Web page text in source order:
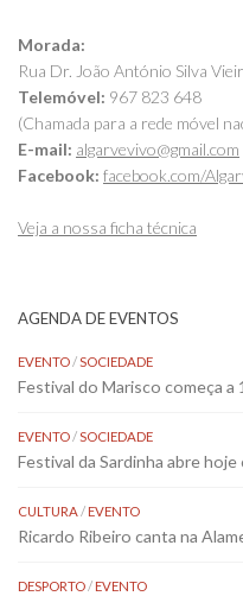
Morada:
Rua Dr. João António Silva
Telemóvel: 967 823 648
(Chamada para a rede móvel
E-mail: algarvevivo@gmail.com
Facebook: facebook.com/
Veja a nossa ficha técnica
AGENDA DE EVENTOS
EVENTO/SOCIEDADE
Festival do Marisco começa a
EVENTO/SOCIEDADE
Festival da Sardinha abre
CULTURA/EVENTO
Ricardo Ribeiro canta na
DESPORTO/EVENTO